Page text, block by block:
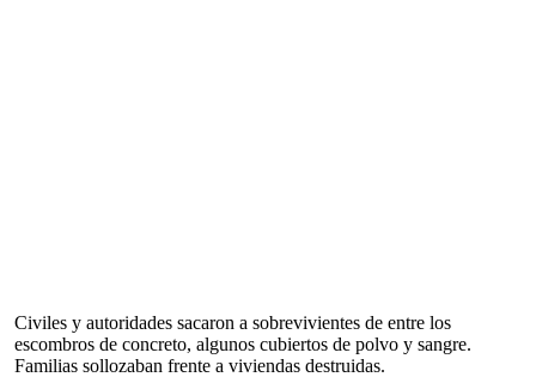
Civiles y autoridades sacaron a sobrevivientes de entre los
escombros de concreto, algunos cubiertos de polvo y sangre.
Familias sollozaban frente a viviendas destruidas.